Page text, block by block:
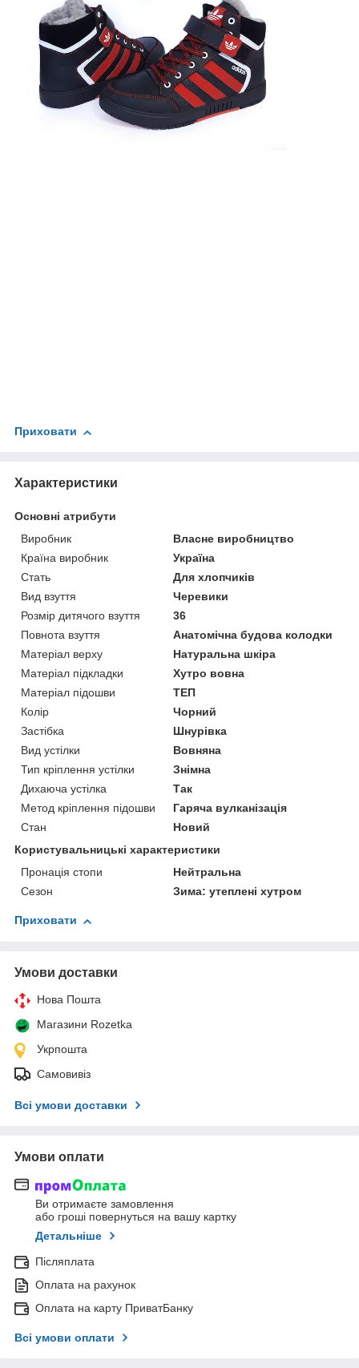
Приховати
Характеристики
Основні атрибути
Виробник
Власне виробництво
Країна виробник
Україна
Стать
Для хлопчиків
Вид взуття
Черевики
Розмір дитячого взуття
36
Повнота взуття
Анатомічна будова колодки
Матеріал верху
Натуральна шкіра
Матеріал підкладки
Хутро вовна
Матеріал підошви
ТЕП
Колір
Чорний
Застібка
Шнурівка
Вид устілки
Вовняна
Тип кріплення устілки
Знімна
Дихаюча устілка
Так
Метод кріплення підошви
Гаряча вулканізація
Стан
Новий
Користувальницькі характеристики
Пронація стопи
Нейтральна
Сезон
Зима: утеплені хутром
Приховати
Умови доставки
Нова Пошта
Магазини Rozetka
Укрпошта
Самовивіз
Всі умови доставки
Умови оплати
Ви отримаєте замовлення
або гроші повернуться на вашу картку
Детальніше
Післяплата
Оплата на рахунок
Оплата на карту ПриватБанку
Всі умови оплати